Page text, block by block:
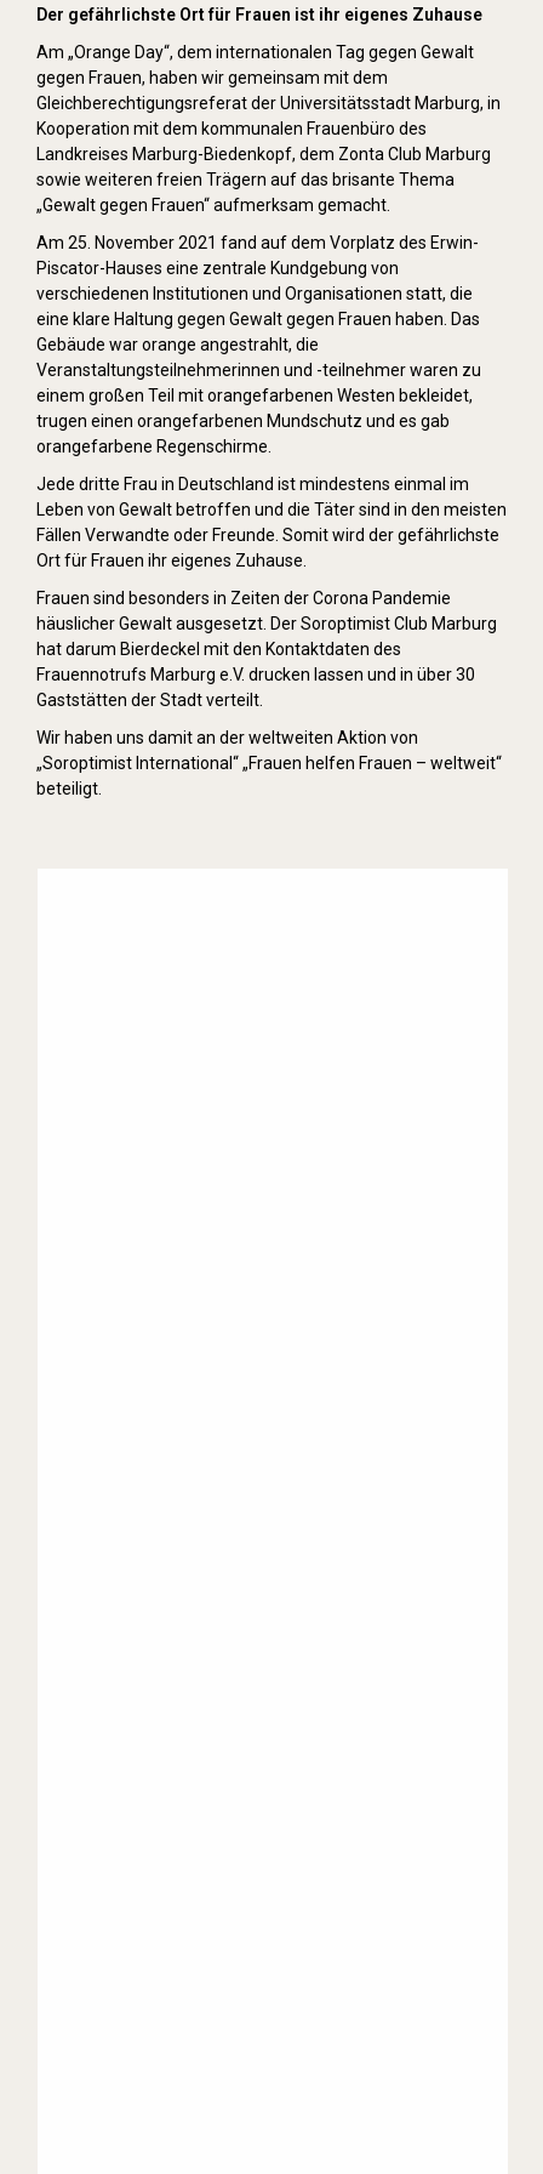
Der gefährlichste Ort für Frauen ist ihr eigenes Zuhause
Am „Orange Day“, dem internationalen Tag gegen Gewalt
gegen Frauen, haben wir gemeinsam mit dem
Gleichberechtigungsreferat der Universitätsstadt Marburg, in
Kooperation mit dem kommunalen Frauenbüro des
Landkreises Marburg-Biedenkopf, dem Zonta Club Marburg
sowie weiteren freien Trägern auf das brisante Thema
„Gewalt gegen Frauen“ aufmerksam gemacht.
Am 25. November 2021 fand auf dem Vorplatz des Erwin-
Piscator-Hauses eine zentrale Kundgebung von
verschiedenen Institutionen und Organisationen statt, die
eine klare Haltung gegen Gewalt gegen Frauen haben. Das
Gebäude war orange angestrahlt, die
Veranstaltungsteilnehmerinnen und -teilnehmer waren zu
einem großen Teil mit orangefarbenen Westen bekleidet,
trugen einen orangefarbenen Mundschutz und es gab
orangefarbene Regenschirme.
Jede dritte Frau in Deutschland ist mindestens einmal im
Leben von Gewalt betroffen und die Täter sind in den meisten
Fällen Verwandte oder Freunde. Somit wird der gefährlichste
Ort für Frauen ihr eigenes Zuhause.
Frauen sind besonders in Zeiten der Corona Pandemie
häuslicher Gewalt ausgesetzt. Der Soroptimist Club Marburg
hat darum Bierdeckel mit den Kontaktdaten des
Frauennotrufs Marburg e.V. drucken lassen und in über 30
Gaststätten der Stadt verteilt.
Wir haben uns damit an der weltweiten Aktion von
„Soroptimist International“ „Frauen helfen Frauen – weltweit“
beteiligt.